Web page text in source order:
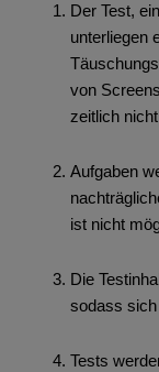
Der Test,
unterliegen
von
zeitlich
Aufgaben
ist nicht
Die
sodass
Tests